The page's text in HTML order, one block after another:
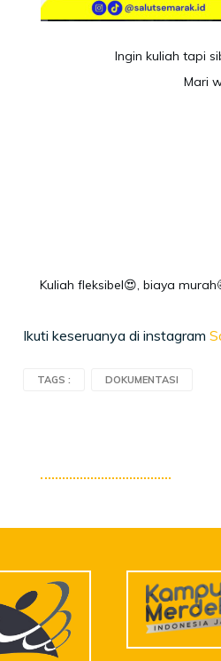
Ingin kuliah tapi
Mari
Kuliah fleksibel😍, biaya
Ikuti keseruanya di instagram
TAGS : DOKUMENTASI